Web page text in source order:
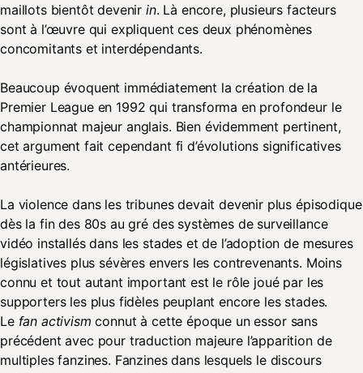
maillots bientôt devenir in. Là encore, plusieurs facteurs
sont à l’œuvre qui expliquent ces deux phénomènes
concomitants et interdépendants.
Beaucoup évoquent immédiatement la création de la
Premier League en 1992 qui transforma en profondeur le
championnat majeur anglais. Bien évidemment pertinent,
cet argument fait cependant fi d’évolutions significatives
antérieures.
La violence dans les tribunes devait devenir plus épisodique
dès la fin des 80s au gré des systèmes de surveillance
vidéo installés dans les stades et de l’adoption de mesures
législatives plus sévères envers les contrevenants. Moins
connu et tout autant important est le rôle joué par les
supporters les plus fidèles peuplant encore les stades.
Le fan activism connut à cette époque un essor sans
précédent avec pour traduction majeure l’apparition de
multiples fanzines. Fanzines dans lesquels le discours